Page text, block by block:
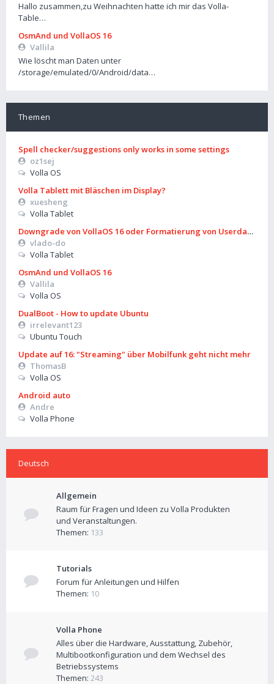
Hallo zusammen,zu Weihnachten hatte ich mir das Volla-
Table…
OsmAnd und VollaOS 16
Vallila
Wie löscht man Daten unter
/storage/emulated/0/Android/data…
Themen
Spell checker/suggestions only works in some settings
oz1sej
Volla OS
Volla Tablett mit Bläschen im Display?
xuesheng
Volla Tablet
Downgrade von VollaOS 16 oder Formatierung von Userdata
vlado-do
Volla Tablet
OsmAnd und VollaOS 16
Vallila
Volla OS
DualBoot - How to update Ubuntu
irrelevant123
Ubuntu Touch
Update auf 16: "Streaming" über Mobilfunk geht nicht mehr
ThomasB
Volla OS
Android auto
Andre
Volla Phone
Deutsch
Allgemein
Raum für Fragen und Ideen zu Volla Produkten
und Veranstaltungen.
Themen: 133
Tutorials
Forum für Anleitungen und Hilfen
Themen: 10
Volla Phone
Alles über die Hardware, Ausstattung, Zubehör,
Multibootkonfiguration und dem Wechsel des
Betriebssystems
Themen: 243